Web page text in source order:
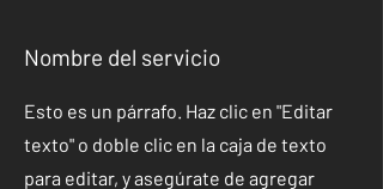
Nombre del servicio
Esto es un párrafo. Haz clic en "Editar
texto" o doble clic en la caja de texto
para editar, y asegúrate de agregar